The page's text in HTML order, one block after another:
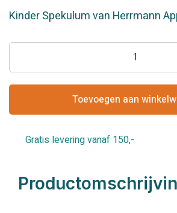
Kinder Spekulum van Herrmann
kort
Toevoegen aan
Gratis levering vanaf 150,-